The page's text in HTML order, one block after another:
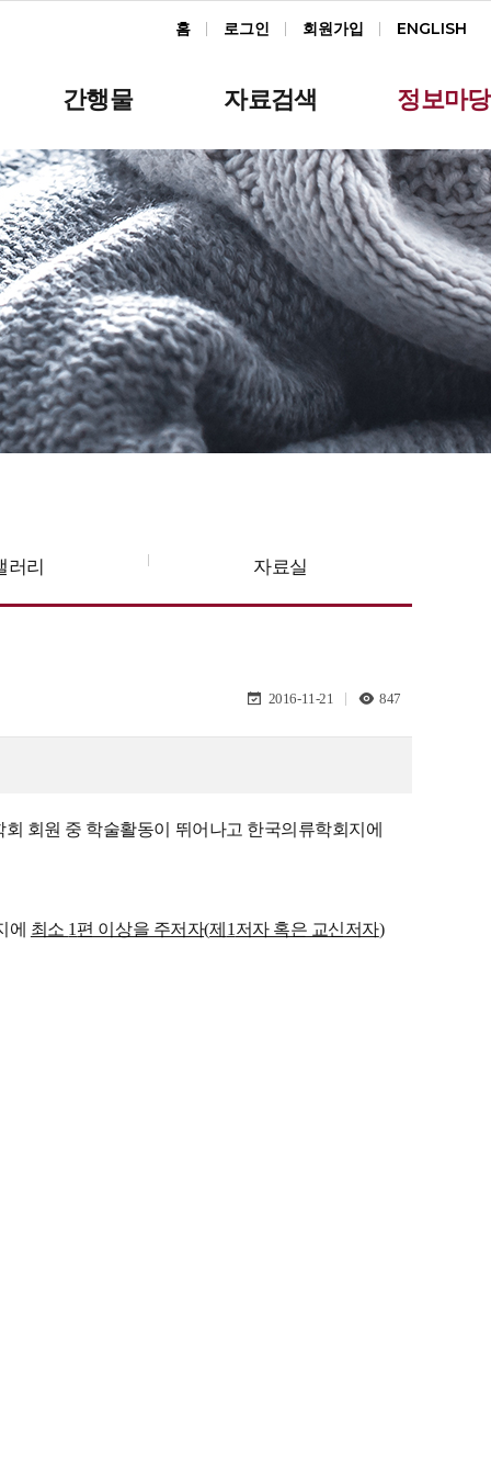
홈 로그인 회원가입 ENGLISH
간행물 자료검색 정보마당
러리 자료실
2016-11-21 847
회원 중 학술활동이 뛰어나고 한국의류학회지에
에 최소 1 편 이상을 주저자(제 1 저자 혹은 교신저자)